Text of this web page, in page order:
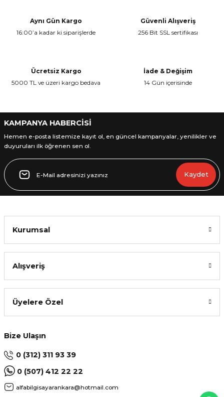
Ürün resmi kalitesiz, bozuk veya görüntülenemiyor.
Gönder
Aynı Gün Kargo
16:00’a kadar ki siparişlerde
Güvenli Alışveriş
256 Bit SSL sertifikası
Ücretsiz Kargo
5000 TL ve üzeri kargo bedava
İade & Değişim
14 Gün içerisinde
KAMPANYA HABERCİSİ
Hemen e-posta listemize kayıt ol, en güncel kampanyalar, yenilikler ve
duyuruları ilk öğrenen sen ol.
Kaydet
Kurumsal
Alışveriş
Üyelere Özel
Bize Ulaşın
0 (312) 311 93 39
0 (507) 412 22 22
alfabilgisayarankara@hotmail.com